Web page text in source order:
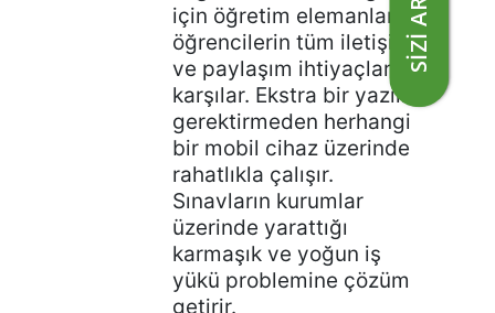
için öğretim elemanları ve
öğrencilerin tüm iletişim
ve paylaşım ihtiyaçlarını
karşılar. Ekstra bir yazılım
gerektirmeden herhangi
bir mobil cihaz üzerinde
rahatlıkla çalışır.
Sınavların kurumlar
üzerinde yarattığı
karmaşık ve yoğun iş
yükü problemine çözüm
getirir.